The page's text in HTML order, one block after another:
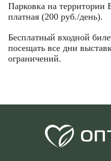
Парковка на территории
платная (200 руб./день).
Бесплатный входной
посещать все дни
ограничений.
пользовательского
конфиденциальности.
пользовательского
конфиденциальности.
пользовательского
конфиденциальности.